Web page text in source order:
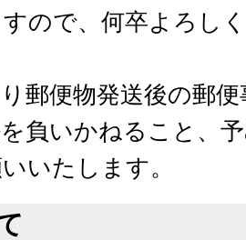
ので、何卒よろし
郵便物発送後の郵
負いかねること、
いたします。